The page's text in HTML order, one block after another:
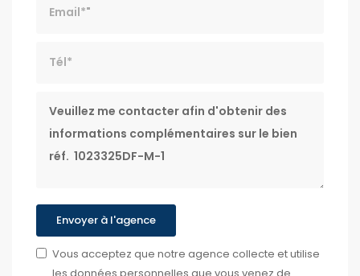
Envoyer à l'agence
Vous acceptez que notre agence collecte et utilise
les données personnelles que vous venez de